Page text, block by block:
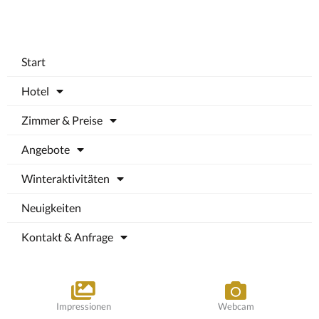
Start
Hotel
Zimmer & Preise
Angebote
Winteraktivitäten
Neuigkeiten
Kontakt & Anfrage
Impressionen Webcam